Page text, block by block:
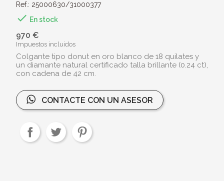
Ref.: 25000630/31000377
 En stock
970 €
Impuestos incluidos
Colgante tipo donut en oro blanco de 18 quilates y
un diamante natural certificado talla brillante (0.24 ct),
con cadena de 42 cm.
CONTACTE CON UN ASESOR